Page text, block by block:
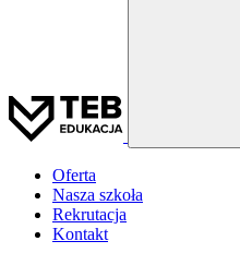
Oferta
Nasza szkoła
Rekrutacja
Kontakt